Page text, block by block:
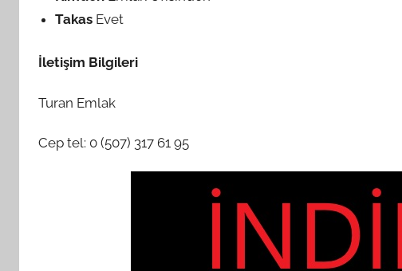
Takas Evet
İletişim Bilgileri
Turan Emlak
Cep tel: 0 (507) 317 61 95